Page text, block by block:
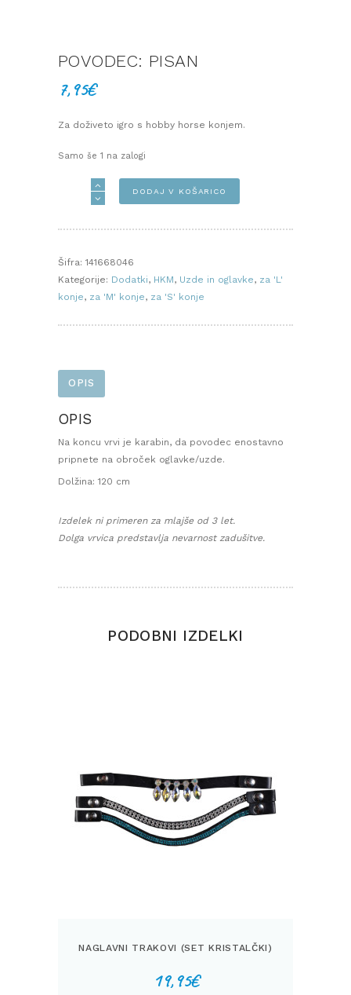
POVODEC: PISAN
7,95€
Za doživeto igro s hobby horse konjem.
Samo še 1 na zalogi
POVODEC:
DODAJ V KOŠARICO
Šifra: 141668046
Kategorije: Dodatki, HKM, Uzde in oglavke, za 'L'
konje, za 'M' konje, za 'S' konje
OPIS
OPIS
Na koncu vrvi je karabin, da povodec enostavno
pripnete na obroček oglavke/uzde.
Dolžina: 120 cm
Izdelek ni primeren za mlajše od 3 let.
Dolga vrvica predstavlja nevarnost zadušitve.
PODOBNI IZDELKI
NAGLAVNI TRAKOVI (SET KRISTALČKI)
19,95€